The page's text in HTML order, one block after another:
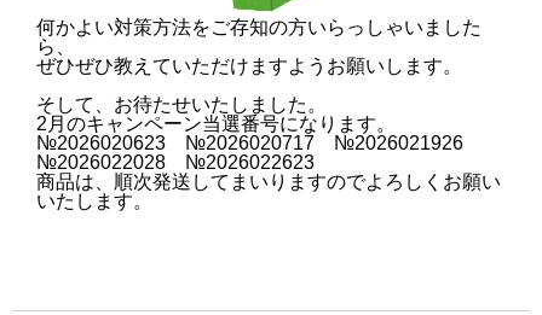
何かよい対策方法をご存知の方いらっしゃいました
ら、
ぜひぜひ教えていただけますようお願いします。
そして、お待たせいたしました。
2月のキャンペーン当選番号になります。
№2026020623 №2026020717 №2026021926
№2026022028 №2026022623
商品は、順次発送してまいりますのでよろしくお願い
いたします。